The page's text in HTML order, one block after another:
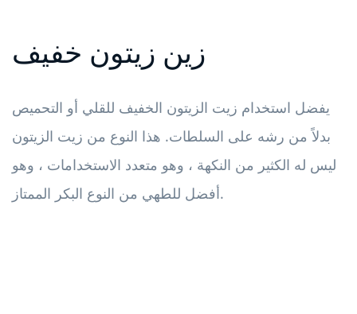
زين زيتون خفيف
يفضل استخدام زيت الزيتون الخفيف للقلي أو التحميص
بدلاً من رشه على السلطات. هذا النوع من زيت الزيتون
ليس له الكثير من النكهة ، وهو متعدد الاستخدامات ، وهو
أفضل للطهي من النوع البكر الممتاز.